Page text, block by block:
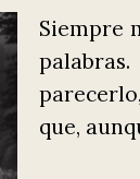
Siempre
palabras.
que,